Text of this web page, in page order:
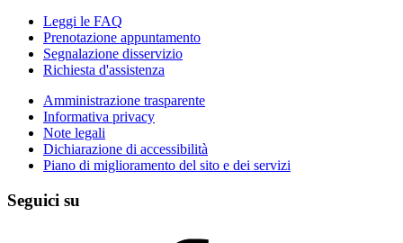
Leggi le FAQ
Prenotazione appuntamento
Segnalazione disservizio
Richiesta d'assistenza
Amministrazione trasparente
Informativa privacy
Note legali
Dichiarazione di accessibilità
Piano di miglioramento del sito e dei servizi
Seguici su